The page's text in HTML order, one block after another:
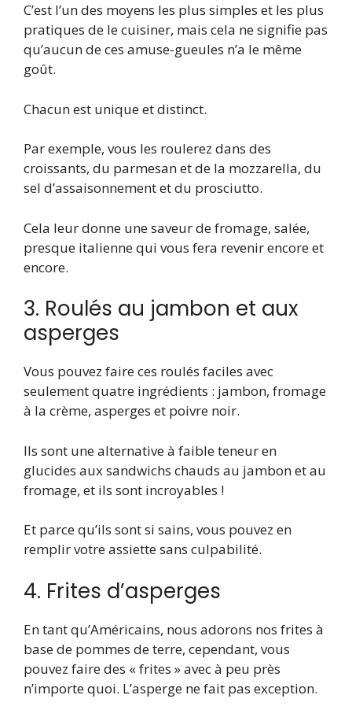
C’est l’un des moyens les plus simples et les plus
pratiques de le cuisiner, mais cela ne signifie pas
qu’aucun de ces amuse-gueules n’a le même
goût.
Chacun est unique et distinct.
Par exemple, vous les roulerez dans des
croissants, du parmesan et de la mozzarella, du
sel d’assaisonnement et du prosciutto.
Cela leur donne une saveur de fromage, salée,
presque italienne qui vous fera revenir encore et
encore.
3. Roulés au jambon et aux
asperges
Vous pouvez faire ces roulés faciles avec
seulement quatre ingrédients : jambon, fromage
à la crème, asperges et poivre noir.
Ils sont une alternative à faible teneur en
glucides aux sandwichs chauds au jambon et au
fromage, et ils sont incroyables !
Et parce qu’ils sont si sains, vous pouvez en
remplir votre assiette sans culpabilité.
4. Frites d’asperges
En tant qu’Américains, nous adorons nos frites à
base de pommes de terre, cependant, vous
pouvez faire des « frites » avec à peu près
n’importe quoi. L’asperge ne fait pas exception.